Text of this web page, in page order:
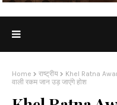
Home राष्ट्रीय
Khel Ratna
वाली रकम जान उड़ जाएंगे होश